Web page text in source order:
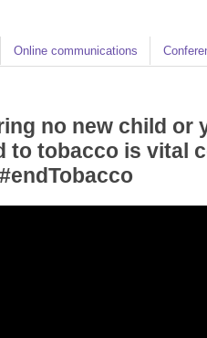
Online communications
no new child or
to tobacco is vital